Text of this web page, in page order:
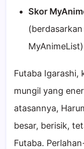
Skor
MyAnimeList)
Futaba Igarashi,
mungil yang
atasannya,
besar, berisik,
Futaba.